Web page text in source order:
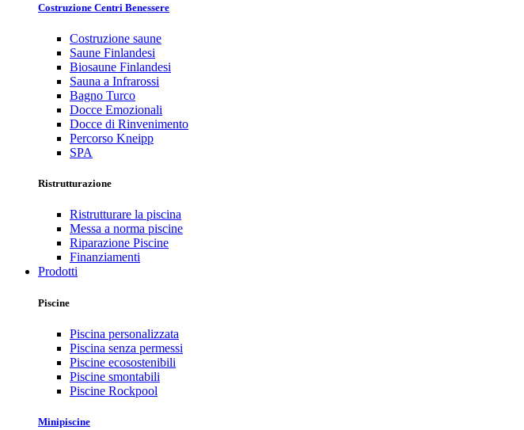
Costruzione Centri Benessere
Costruzione saune
Saune Finlandesi
Biosaune Finlandesi
Sauna a Infrarossi
Bagno Turco
Docce Emozionali
Docce di Rinvenimento
Percorso Kneipp
SPA
Ristrutturazione
Ristrutturare la piscina
Messa a norma piscine
Riparazione Piscine
Finanziamenti
Prodotti
Piscine
Piscina personalizzata
Piscina senza permessi
Piscine ecosostenibili
Piscine smontabili
Piscine Rockpool
Minipiscine